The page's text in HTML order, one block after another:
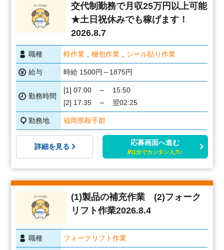
交代制勤務で月収25万円以上可能
★土日祝休みでも稼げます！
2026.8.7
職種 軽作業 梱包作業 シール貼り作業
給与 時給 1500円～1875円
勤務時間
[1] 07:00 ～ 15:50
[2] 17:35 ～ 翌02:25
勤務地 福岡県鞍手郡
詳細を見る 応募画面へ進む
約1分でカンタン入力♪
(1)製品の補充作業 (2)フォーク
リフト作業2026.8.4
職種 フォークリフト作業